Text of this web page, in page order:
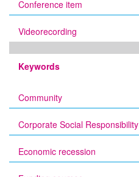
Conference item
Videorecording
Keywords
Community
Corporate Social Responsibility
Economic recession